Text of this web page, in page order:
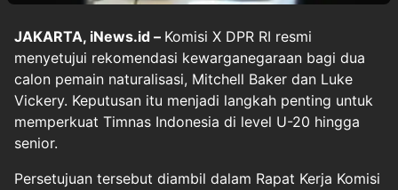
JAKARTA, iNews.id – Komisi X DPR RI resmi
menyetujui rekomendasi kewarganegaraan bagi dua
calon pemain naturalisasi, Mitchell Baker dan Luke
Vickery. Keputusan itu menjadi langkah penting untuk
memperkuat Timnas Indonesia di level U-20 hingga
senior.
Persetujuan tersebut diambil dalam Rapat Kerja Komisi